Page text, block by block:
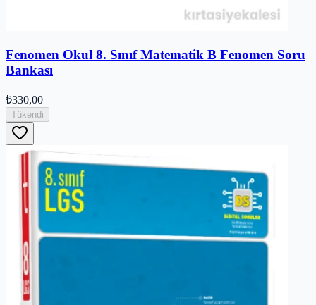
Fenomen Okul 8. Sınıf Matematik B Fenomen Soru
Bankası
₺330,00
Tükendi